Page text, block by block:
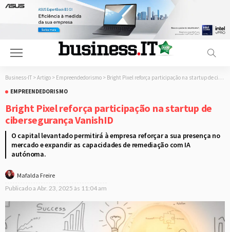
Business-IT > Artigo > Empreendedorismo > Bright Pixel reforça participação na startup de cibersegurança VanishID
EMPREENDEDORISMO
Bright Pixel reforça participação na startup de
cibersegurança VanishID
O capital levantado permitirá à empresa reforçar a sua presença no
mercado e expandir as capacidades de remediação com IA
autónoma.
Mafalda Freire
Publicado a Abr. 23, 2025 às 11:04 am